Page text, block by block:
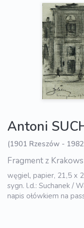
Antoni
(1901 Rzeszów -
Fragment z
węgiel, papier, 21,5 x
sygn. l.d.: Suchanek /
napis ołówkiem na